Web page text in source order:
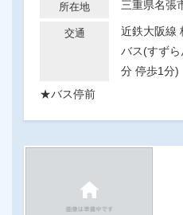
所在地 三重県名
交通
近鉄大阪線
バス(すず
分 停歩1分)
★バス停前